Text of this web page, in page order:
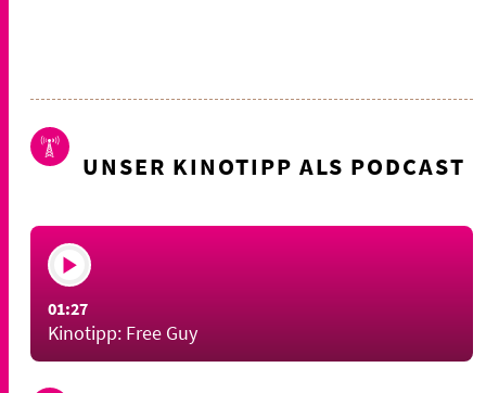
UNSER KINOTIPP ALS PODCAST
01:27
Kinotipp: Free Guy